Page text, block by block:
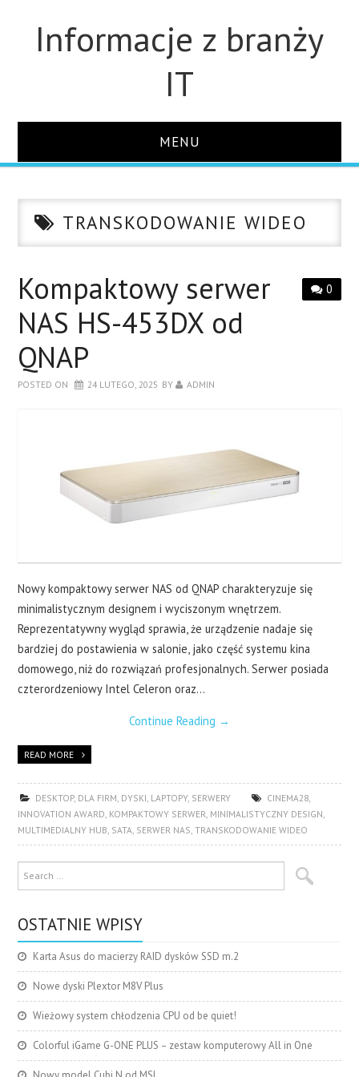
Informacje z branży
IT
MENU
DLA FIRM
MONITORY
LAPTOPY
O NAS
TRANSKODOWANIE WIDEO
0
Kompaktowy serwer
NAS HS-453DX od
QNAP
POSTED ON 24 LUTEGO, 2025 BY ADMIN
Nowy kompaktowy serwer NAS od QNAP charakteryzuje się
minimalistycznym designem i wyciszonym wnętrzem.
Reprezentatywny wygląd sprawia, że urządzenie nadaje się
bardziej do postawienia w salonie, jako część systemu kina
domowego, niż do rozwiązań profesjonalnych. Serwer posiada
czterordzeniowy Intel Celeron oraz…
Continue Reading →
READ MORE
DESKTOP, DLA FIRM, DYSKI, LAPTOPY, SERWERY CINEMA28,
INNOVATION AWARD, KOMPAKTOWY SERWER, MINIMALISTYCZNY DESIGN,
MULTIMEDIALNY HUB, SATA, SERWER NAS,TRANSKODOWANIE WIDEO
OSTATNIE WPISY
Karta Asus do macierzy RAID dysków SSD m.2
Nowe dyski Plextor M8V Plus
Wieżowy system chłodzenia CPU od be quiet!
Colorful iGame G-ONE PLUS – zestaw komputerowy All in One